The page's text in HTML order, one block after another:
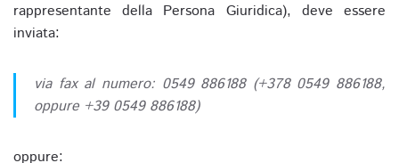
rappresentante della Persona Giuridica), deve essere
inviata:
via fax al numero: 0549 886188 (+378 0549 886188,
oppure +39 0549 886188)
oppure: